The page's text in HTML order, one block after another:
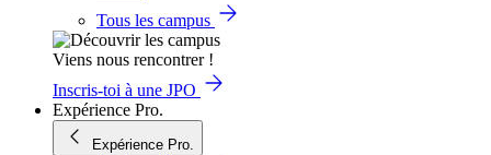
Tous les campus
Viens nous rencontrer !
Inscris-toi à une JPO
Expérience Pro.
Expérience Pro.